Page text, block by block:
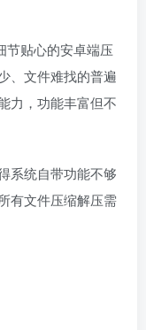
节贴心的安卓端压
、文件难找的普遍
力，功能丰富但不
系统自带功能不够
有文件压缩解压需